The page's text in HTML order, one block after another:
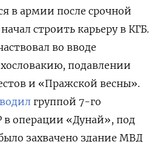
в армии после срочной
строить карьеру в КГБ.
во вводе
подавлении
и «Пражской весны».
группой 7-го
в операции «Дунай», под
захвачено здание МВД